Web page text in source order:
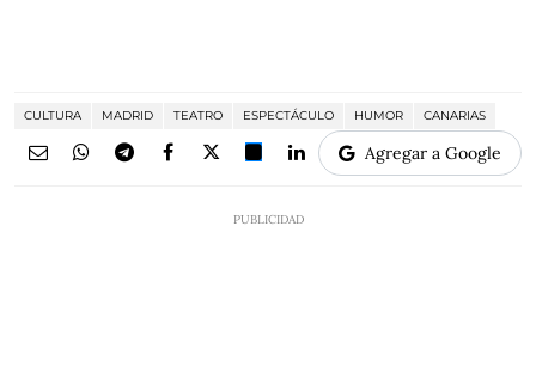
CULTURA MADRID TEATRO ESPECTÁCULO HUMOR CANARIAS
Agregar a Google